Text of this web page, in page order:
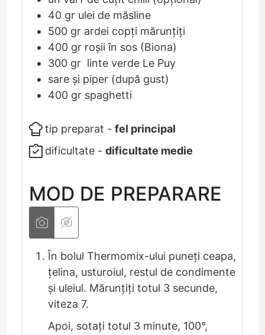
40 gr ulei de măsline
500 gr ardei copți mărunțiți
400 gr roșii în sos (Biona)
300 gr linte verde Le Puy
sare și piper (după gust)
400 gr spaghetti
tip preparat -fel principal
dificultate -dificultate medie
MOD DE PREPARARE
În bolul Thermomix-ului puneți ceapa,
țelina, usturoiul, restul de condimente
și uleiul. Mărunțiți totul 3 secunde,
viteza 7.
Apoi, sotați totul 3 minute, 100°,